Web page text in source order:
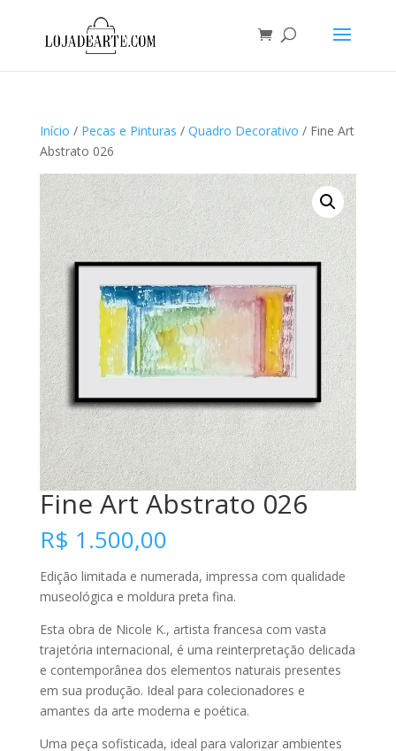
Início / Pecas e Pinturas / Quadro Decorativo / Fine Art
Abstrato 026
Fine Art Abstrato 026
R$ 1.500,00
Edição limitada e numerada, impressa com qualidade
museológica e moldura preta fina.
Esta obra de Nicole K., artista francesa com vasta
trajetória internacional, é uma reinterpretação delicada
e contemporânea dos elementos naturais presentes
em sua produção. Ideal para colecionadores e
amantes da arte moderna e poética.
Uma peça sofisticada, ideal para valorizar ambientes